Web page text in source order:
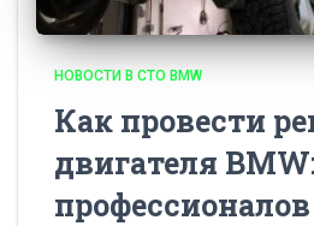
НОВОСТИ В СТО BMW
Как провести
двигателя
профессионалов